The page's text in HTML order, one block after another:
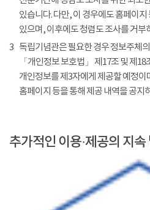
있습니다. 다만, 이 경우에도 홈페이
있으며, 이후에도 청렴도 조사를 거부
3 독립기념관은 필요한 경우 정보주체
「개인정보 보호법」 제17조 및 제
개인정보를 제3자에게 제공할 예정이
홈페이지 등을 통해 제공 내역을 공지
추가적인 이용·제공의 지